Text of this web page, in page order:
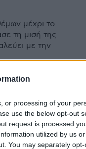
or processing of your
use the below opt-out
request is processed
utilized by us
You may separately
μέχρι το
τη μισή της
με την
Η μάχη
που